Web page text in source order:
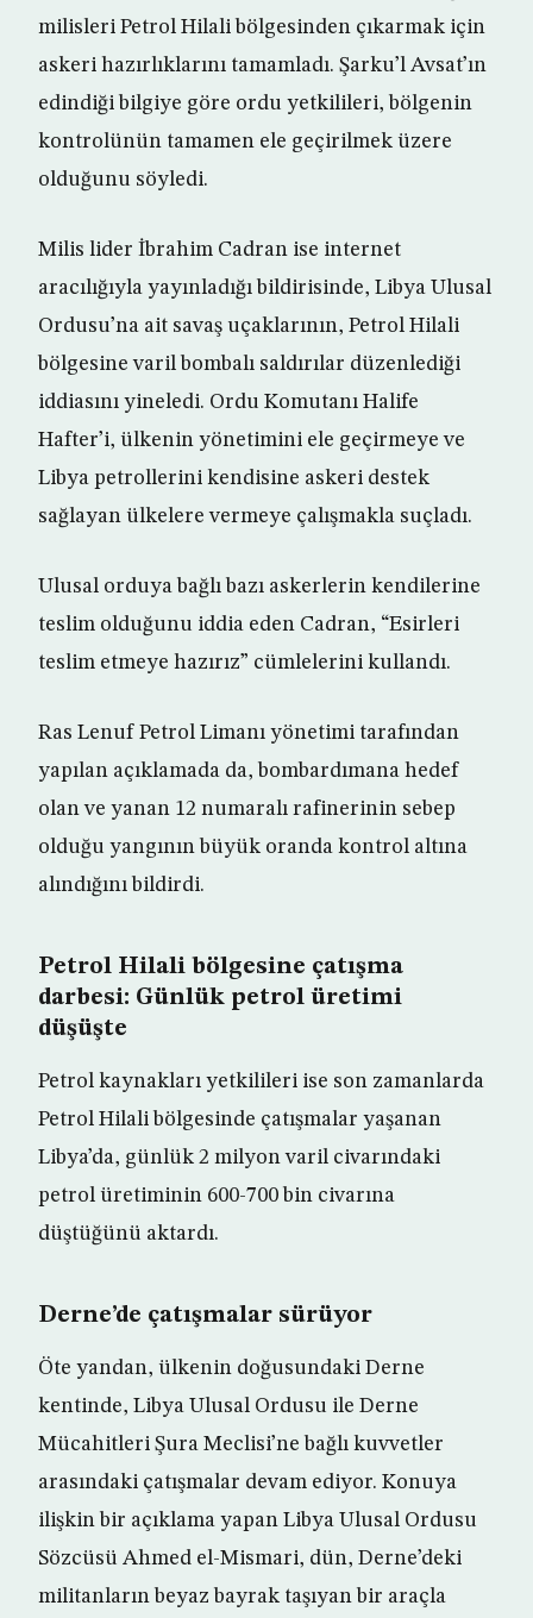
milisleri Petrol Hilali bölgesinden çıkarmak için
askeri hazırlıklarını tamamladı. Şarku’l Avsat’ın
edindiği bilgiye göre ordu yetkilileri, bölgenin
kontrolünün tamamen ele geçirilmek üzere
olduğunu söyledi.
Milis lider İbrahim Cadran ise internet
aracılığıyla yayınladığı bildirisinde, Libya Ulusal
Ordusu’na ait savaş uçaklarının, Petrol Hilali
bölgesine varil bombalı saldırılar düzenlediği
iddiasını yineledi. Ordu Komutanı Halife
Hafter’i, ülkenin yönetimini ele geçirmeye ve
Libya petrollerini kendisine askeri destek
sağlayan ülkelere vermeye çalışmakla suçladı.
Ulusal orduya bağlı bazı askerlerin kendilerine
teslim olduğunu iddia eden Cadran, “Esirleri
teslim etmeye hazırız” cümlelerini kullandı.
Ras Lenuf Petrol Limanı yönetimi tarafından
yapılan açıklamada da, bombardımana hedef
olan ve yanan 12 numaralı rafinerinin sebep
olduğu yangının büyük oranda kontrol altına
alındığını bildirdi.
Petrol Hilali bölgesine çatışma
darbesi: Günlük petrol üretimi
düşüşte
Petrol kaynakları yetkilileri ise son zamanlarda
Petrol Hilali bölgesinde çatışmalar yaşanan
Libya’da, günlük 2 milyon varil civarındaki
petrol üretiminin 600-700 bin civarına
düştüğünü aktardı.
Derne’de çatışmalar sürüyor
Öte yandan, ülkenin doğusundaki Derne
kentinde, Libya Ulusal Ordusu ile Derne
Mücahitleri Şura Meclisi’ne bağlı kuvvetler
arasındaki çatışmalar devam ediyor. Konuya
ilişkin bir açıklama yapan Libya Ulusal Ordusu
Sözcüsü Ahmed el-Mismari, dün, Derne’deki
militanların beyaz bayrak taşıyan bir araçla